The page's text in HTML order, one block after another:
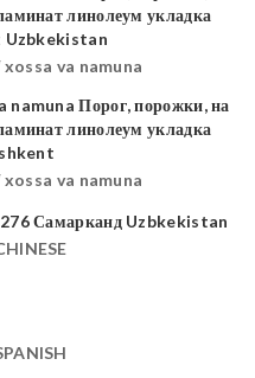
xossa va namuna
xossa va namuna